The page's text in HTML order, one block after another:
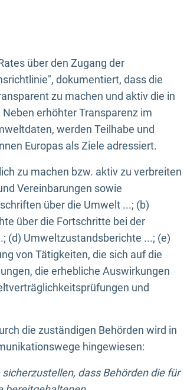
über den Zugang der
dokumentiert, dass die
zu machen und aktiv die in
erhöhter Transparenz im
werden Teilhabe und
Europas als Ziele adressiert.
zu machen bzw. aktiv zu verbreiten
Vereinbarungen sowie
über die Umwelt ...; (b)
über die Fortschritte bei der
(d) Umweltzustandsberichte ...; (e)
von Tätigkeiten, die sich auf die
die erhebliche Auswirkungen
und
die zuständigen Behörden wird in
hingewiesen:
dass Behörden die für